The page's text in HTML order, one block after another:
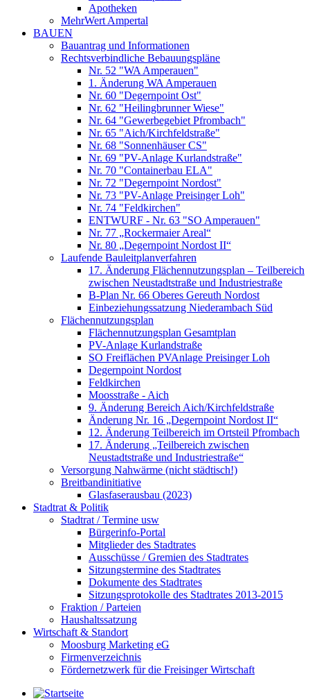
Apotheken
MehrWert Ampertal
BAUEN
Bauantrag und Informationen
Rechtsverbindliche Bebauungspläne
Nr. 52 "WA Amperauen"
1. Änderung WA Amperauen
Nr. 60 "Degernpoint Ost"
Nr. 62 "Heilingbrunner Wiese"
Nr. 64 "Gewerbegebiet Pfrombach"
Nr. 65 "Aich/Kirchfeldstraße"
Nr. 68 "Sonnenhäuser CS"
Nr. 69 "PV-Anlage Kurlandstraße"
Nr. 70 "Containerbau ELA"
Nr. 72 "Degernpoint Nordost"
Nr. 73 "PV-Anlage Preisinger Loh"
Nr. 74 "Feldkirchen"
ENTWURF - Nr. 63 "SO Amperauen"
Nr. 77 „Rockermaier Areal“
Nr. 80 „Degernpoint Nordost II“
Laufende Bauleitplanverfahren
17. Änderung Flächennutzungsplan – Teilbereich
zwischen Neustadtstraße und Industriestraße
B-Plan Nr. 66 Oberes Gereuth Nordost
Einbeziehungssatzung Niederambach Süd
Flächennutzungsplan
Flächennutzungsplan Gesamtplan
PV-Anlage Kurlandstraße
SO Freiflächen PV­Anlage Preisinger Loh
Degernpoint Nordost
Feldkirchen
Moosstraße - Aich
9. Änderung Bereich Aich/Kirchfeldstraße
Änderung Nr. 16 „Degernpoint Nordost II“
12. Änderung Teilbereich im Ortsteil Pfrombach
17. Änderung „Teilbereich zwischen
Neustadtstraße und Industriestraße“
Versorgung Nahwärme (nicht städtisch!)
Breitbandinitiative
Glasfaserausbau (2023)
Stadtrat & Politik
Stadtrat / Termine usw
Bürgerinfo-Portal
Mitglieder des Stadtrates
Ausschüsse / Gremien des Stadtrates
Sitzungstermine des Stadtrates
Dokumente des Stadtrates
Sitzungsprotokolle des Stadtrates 2013-2015
Fraktion / Parteien
Haushaltssatzung
Wirtschaft & Standort
Moosburg Marketing eG
Firmenverzeichnis
Fördernetzwerk für die Freisinger Wirtschaft